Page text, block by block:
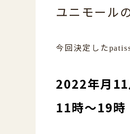
ユニモール
今回決定した
2022年月
11時～19時